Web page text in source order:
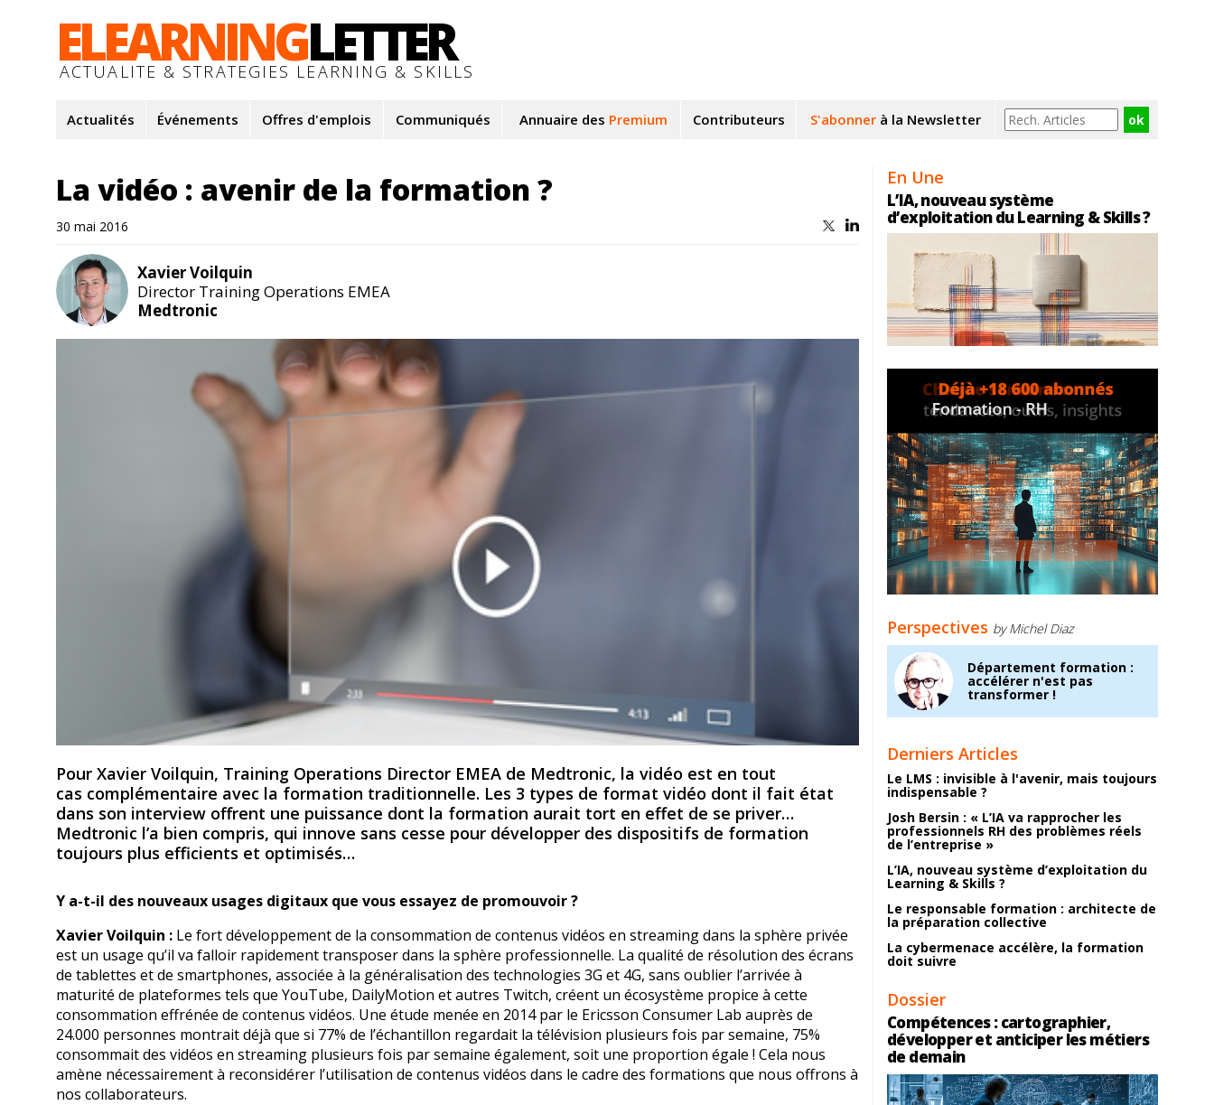
ELEARNINGLETTER
ACTUALITE & STRATEGIES LEARNING & SKILLS
Actualités Événements Offres d'emplois Communiqués Annuaire des Premium Contributeurs S'abonner à la Newsletter
La vidéo : avenir de la formation ?
30 mai 2016
Xavier Voilquin
Director Training Operations EMEA
Medtronic
Pour Xavier Voilquin, Training Operations Director EMEA de Medtronic, la vidéo est en tout
cas complémentaire avec la formation traditionnelle. Les 3 types de format vidéo dont il fait état
dans son interview offrent une puissance dont la formation aurait tort en effet de se priver
Medtronic l’a bien compris, qui innove sans cesse pour développer des dispositifs de formation
toujours plus efficients et optimisés
Y a-t-il des nouveaux usages digitaux que vous essayez de promouvoir ?
Xavier Voilquin : Le fort développement de la consommation de contenus vidéos en streaming dans la sphère privée
est un usage qu’il va falloir rapidement transposer dans la sphère professionnelle. La qualité de résolution des écrans
de tablettes et de smartphones, associée à la généralisation des technologies 3G et 4G, sans oublier l’arrivée à
maturité de plateformes tels que YouTube, DailyMotion et autres Twitch, créent un écosystème propice à cette
consommation effrénée de contenus vidéos. Une étude menée en 2014 par le Ericsson Consumer Lab auprès de
24.000 personnes montrait déjà que si 77% de l’échantillon regardait la télévision plusieurs fois par semaine, 75%
consommait des vidéos en streaming plusieurs fois par semaine également, soit une proportion égale ! Cela nous
amène nécessairement à reconsidérer l’utilisation de contenus vidéos dans le cadre des formations que nous offrons à
nos collaborateurs.
En Une
L’IA, nouveau système
d’exploitation du Learning & Skills ?
Perspectives by Michel Diaz
Département formation :
accélérer n'est pas
transformer !
Derniers Articles
Le LMS : invisible à l'avenir, mais toujours
indispensable ?
Josh Bersin : « L’IA va rapprocher les
professionnels RH des problèmes réels
de l’entreprise »
L’IA, nouveau système d’exploitation du
Learning & Skills ?
Le responsable formation : architecte de
la préparation collective
La cybermenace accélère, la formation
doit suivre
Dossier
Compétences : cartographier,
développer et anticiper les métiers
de demain